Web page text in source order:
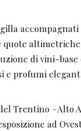
accompagnati
quote
di vini-base
e profumi
Trentino –Alto
ad